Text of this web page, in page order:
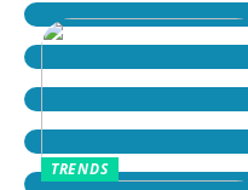
TRENDS